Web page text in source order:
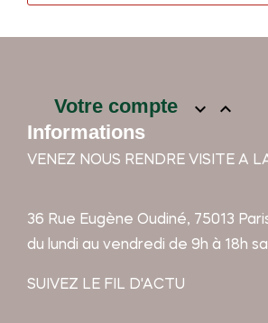
Votre compte  
Informations
VENEZ NOUS RENDRE VISITE A
36 Rue Eugène Oudiné, 75013
du lundi au vendredi de 9h à 18h
SUIVEZ LE FIL D'ACTU